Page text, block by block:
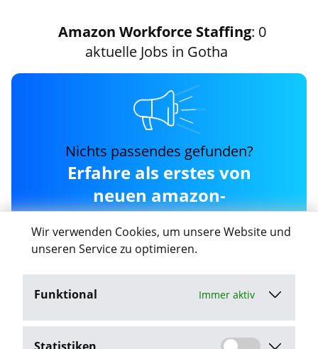
Wir verwenden Cookies, um unsere Website und
unseren Service zu optimieren.
Funktional Immer aktiv
Amazon Workforce Staffing: 0
aktuelle Jobs in Gotha
Nichts passendes gefunden?
Erfahre als erstes von
neuen amazon-
workforce-staffing Jobs in
Gotha